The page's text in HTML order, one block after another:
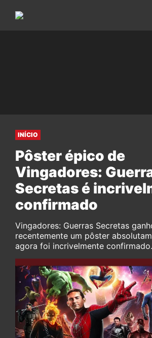
INÍCIO
Pôster épico de
Vingadores:
Secretas é
confirmado
Vingadores: Guerras Secretas
recentemente um pôster
agora foi incrivelmente confirmado.